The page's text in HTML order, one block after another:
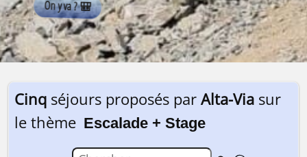
Cinq séjours proposés par Alta-Via sur
le thème Escalade + Stage